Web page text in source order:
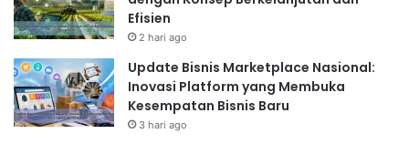
Efisien
2 hari ago
Update Bisnis Marketplace Nasional:
Inovasi Platform yang Membuka
Kesempatan Bisnis Baru
3 hari ago